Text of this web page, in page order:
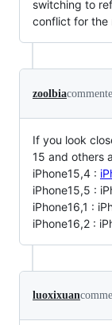
switching to
conflict for the
zoolbia
If you look
15 and others
iPhone15,4 :
iPhone15,5 :
iPhone16,1 :
iPhone16,2 :
luoxixuan